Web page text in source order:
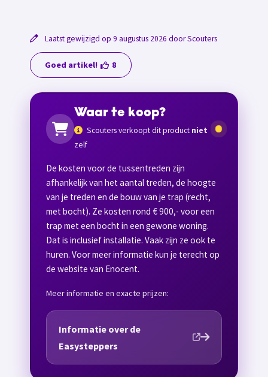
Laatst gewijzigd op 9 augustus 2026 door Scouters
Goed artikel! 8
Waar te koop?
Scouters verkoopt dit product niet
zelf
De kosten voor de tussentreden zijn
afhankelijk van het aantal treden, de hoogte
van je treden en de bouw van je trap (recht,
met bocht). Ze kosten rond € 900,- voor een
trap met een bocht in een gewone woning.
Dat is inclusief installatie. Vaak zijn ze ook te
huren. Voor meer informatie kun je terecht op
de website van Enocent.
Meer informatie en exacte prijzen:
Informatie over de
Easysteppers